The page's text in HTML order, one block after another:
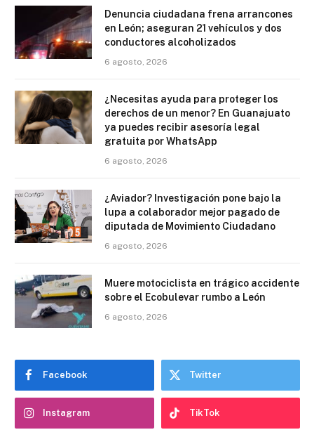
Denuncia ciudadana frena arrancones
en León; aseguran 21 vehículos y dos
conductores alcoholizados
6 agosto, 2026
¿Necesitas ayuda para proteger los
derechos de un menor? En Guanajuato
ya puedes recibir asesoría legal
gratuita por WhatsApp
6 agosto, 2026
¿Aviador? Investigación pone bajo la
lupa a colaborador mejor pagado de
diputada de Movimiento Ciudadano
6 agosto, 2026
Muere motociclista en trágico accidente
sobre el Ecobulevar rumbo a León
6 agosto, 2026
Facebook Twitter
Instagram TikTok